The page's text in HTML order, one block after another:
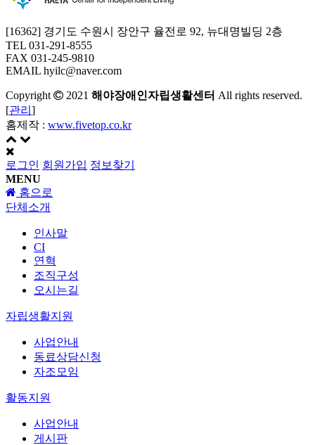
[16362] 경기도 수원시 장안구 율전로 92, 뉴대명빌딩 2층
TEL 031-291-8555
FAX 031-245-9810
EMAIL hyilc@naver.com
Copyright 2021 해야장애인자립생활센터 All rights reserved.
[관리 ]
홈제작 : www.fivetop.co.kr
로그인 회원가입 정보찾기
MENU
홈으로
단체소개
인사말
CI
연혁
조직구성
오시는길
자립생활지원
사업안내
동료상담신청
자조모임
활동지원
사업안내
게시판